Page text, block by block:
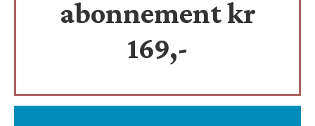
abonnement kr
169,-